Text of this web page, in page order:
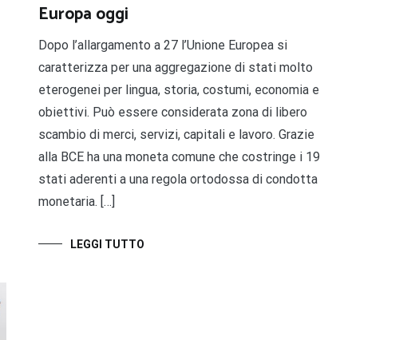
Europa oggi
Dopo l’allargamento a 27 l’Unione Europea si
caratterizza per una aggregazione di stati molto
eterogenei per lingua, storia, costumi, economia e
obiettivi. Può essere considerata zona di libero
scambio di merci, servizi, capitali e lavoro. Grazie
alla BCE ha una moneta comune che costringe i 19
stati aderenti a una regola ortodossa di condotta
monetaria. […]
LEGGI TUTTO